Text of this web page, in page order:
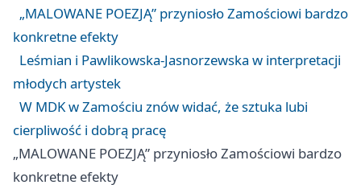
„MALOWANE POEZJĄ” przyniosło Zamościowi bardzo
konkretne efekty
Leśmian i Pawlikowska-Jasnorzewska w interpretacji
młodych artystek
W MDK w Zamościu znów widać, że sztuka lubi
cierpliwość i dobrą pracę
„MALOWANE POEZJĄ” przyniosło Zamościowi bardzo
konkretne efekty